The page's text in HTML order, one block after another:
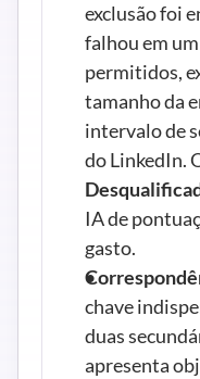
exclusão foi
falhou em
permitidos,
tamanho da
intervalo de
IA de
gasto.
chave
duas
apresenta